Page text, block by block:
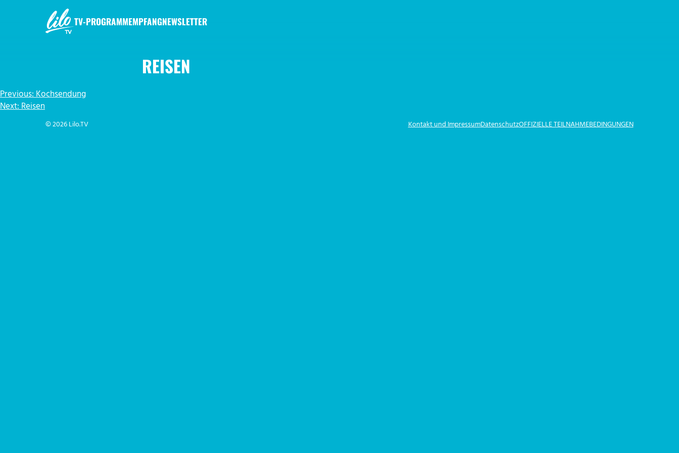
TV-PROGRAMMEMPFANGNEWSLETTER
REISEN
BEITRAGSNAVIGATION
Previous:Kochsendung
Next:Reisen
© 2026 Lilo.TV Kontakt und ImpressumDatenschutzOFFIZIELLE TEILNAHMEBEDINGUNGEN